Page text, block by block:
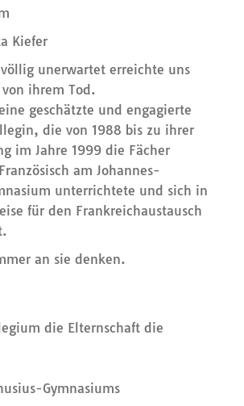
Kiefer
unerwartet erreichte uns
ihrem Tod.
geschätzte und engagierte
die von 1988 bis zu ihrer
im Jahre 1999 die Fächer
am Johannes-
unterrichtete und sich in
für den Frankreichaustausch
an sie denken.
die Elternschaft die
Gymnasiums